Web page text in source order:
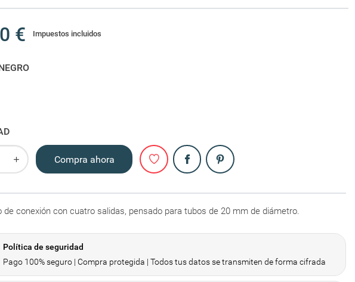
€ Impuestos incluidos
NEGRO
Compra ahora
Compartir
de conexión con cuatro salidas, pensado para tubos de 20 mm de diámetro.
Política de seguridad
Pago 100% seguro | Compra protegida | Todos tus datos se transmiten de forma cifrada